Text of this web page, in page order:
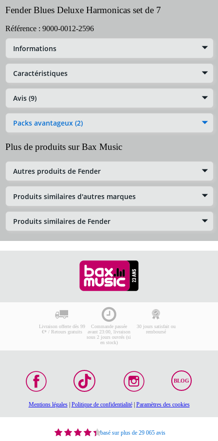
Fender Blues Deluxe Harmonicas set de 7
Référence : 9000-0012-2596
Informations
Caractéristiques
Avis (9)
Packs avantageux (2)
Plus de produits sur Bax Music
Autres produits de Fender
Produits similaires d'autres marques
Produits similaires de Fender
Livraison offerte dès 99
€* / Retours gratuits
Commande passée
avant 23:00, livraison
sous 2 jours ouvrés (si
en stock)
30 jours satisfait ou
remboursé
BLOG
Mentions légales| Politique de confidentialité| Paramètres des cookies
basé sur plus de 29 065 avis